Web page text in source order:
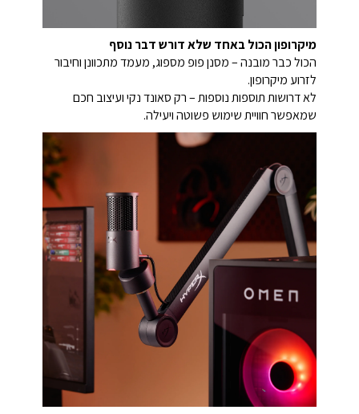
מיקרופון הכול באחד שלא דורש דבר נוסף
הכול כבר מובנה – מסנן פופ מספוג, מעמד מתכוונן וחיבור
לזרוע מיקרופון.
לא דרושות תוספות נוספות – רק סאונד נקי ועיצוב חכם
שמאפשר חוויית שימוש פשוטה ויעילה.